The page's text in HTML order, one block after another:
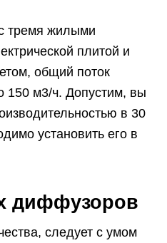
тремя жилыми
плитой и
общий поток
150 м3/ч. Допустим, вы
в 30
установить его в
диффузоров
следует с умом